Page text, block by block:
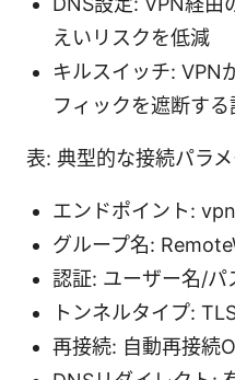
えいリスクを低減
キルスイッチ: VPN
フィックを遮断す
表: 典型的な接続パラメ
エンドポイント:
グループ名:
認証: ユーザー名/パ
トンネルタイプ:
再接続: 自動再接続